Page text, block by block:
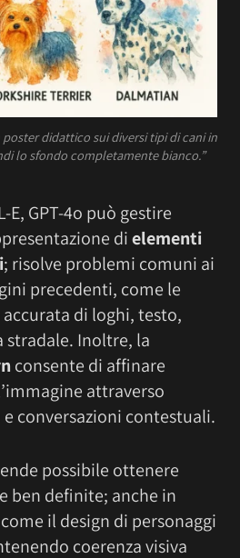
didattico sui diversi tipi di cani in
lo sfondo completamente bianco.”
E, GPT-4o può gestire
dielementi
; risolve problemi comuni ai
precedenti, come le
di loghi, testo,
stradale. Inoltre, la
consente di affinare
attraverso
conversazioni contestuali.
possibile ottenere
ben definite; anche in
il design di personaggi
coerenza visiva